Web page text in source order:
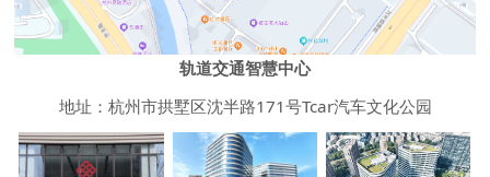
轨道交通智慧中心
地址： 杭州市拱墅区沈半路171号Tcar汽车文化公园